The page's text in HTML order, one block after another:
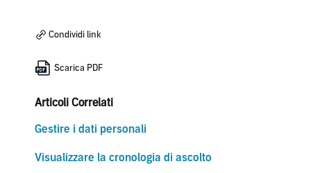
Condividi link
Scarica PDF
Articoli Correlati
Gestire i dati personali
Visualizzare la cronologia di ascolto